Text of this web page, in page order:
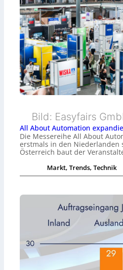
Bild: Easyfairs
All About Automation
Die Messereihe All About
erstmals in den Niederlanden
Österreich baut der
Markt, Trends, Technik